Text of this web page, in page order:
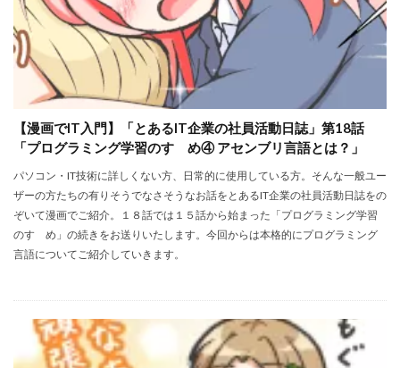
【漫画でIT入門】「とあるIT企業の社員活動日誌」第18話
「プログラミング学習のすゝめ④ アセンブリ言語とは？」
パソコン・IT技術に詳しくない方、日常的に使用している方。そんな一般ユー
ザーの方たちの有りそうでなさそうなお話をとあるIT企業の社員活動日誌をの
ぞいて漫画でご紹介。１８話では１５話から始まった「プログラミング学習
のすゝめ」の続きをお送りいたします。今回からは本格的にプログラミング
言語についてご紹介していきます。